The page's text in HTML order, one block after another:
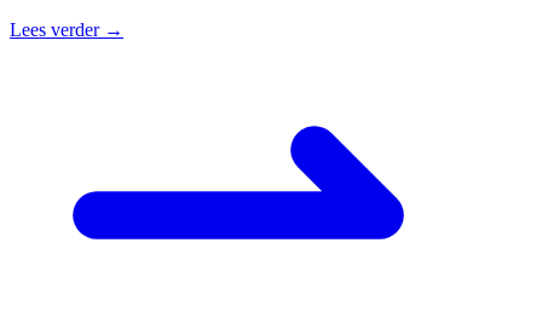
Lees verder →